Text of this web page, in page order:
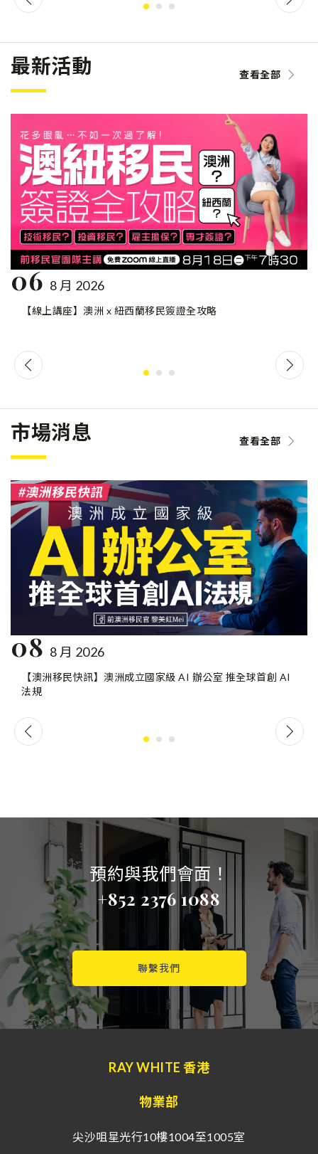
最新活動 查看全部
06 8 月 2026
【線上講座】澳洲 x 紐西蘭移民簽證全攻略
市場消息 查看全部
08 8 月 2026
【澳洲移民快訊】澳洲成立國家級 AI 辦公室 推全球首創 AI
法規
預約與我們會面！
+852 2376 1088
聯繫我們
RAY WHITE 香港
物業部
尖沙咀星光行10樓1004至1005室